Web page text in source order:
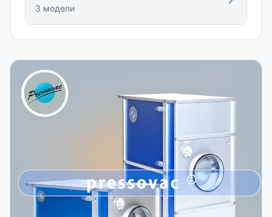
3 модели